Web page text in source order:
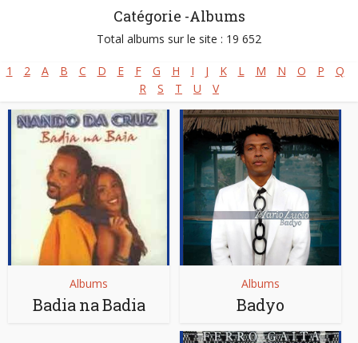
Catégorie -Albums
Total albums sur le site : 19 652
1 2 A B C D E F G H I J K L M N O P
Q
R
S T U V
Albums
Badia na Badia
Albums
Badyo